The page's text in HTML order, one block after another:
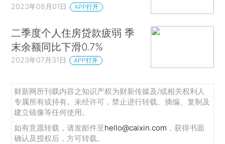
2023年08月01日 APP打开
二季度个人住房贷款疲弱 季
末余额同比下滑0.7%
2023年07月31日 APP打开
财新网所刊载内容之知识产权为财新传媒及/或相关权利人
专属所有或持有。未经许可，禁止进行转载、摘编、复制及
建立镜像等任何使用。
如有意愿转载，请发邮件至hello@caixin.com ，获得书面
确认及授权后，方可转载。